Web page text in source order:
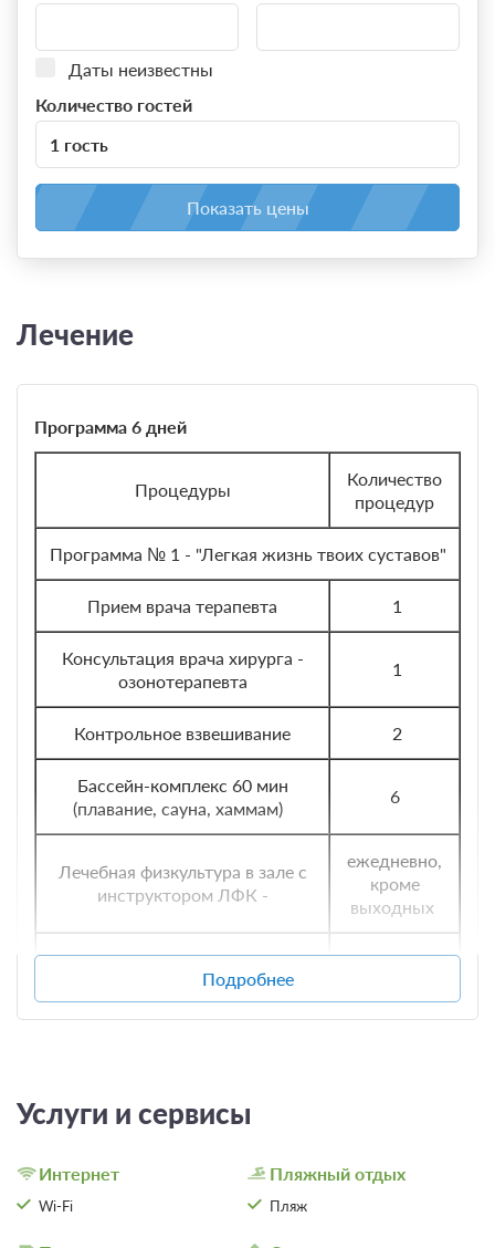
Даты неизвестны
Количество гостей
1 гость
Показать цены
Лечение
Программа 6 дней
Процедуры
Количество
процедур
Программа № 1 - "Легкая жизнь твоих суставов"
Прием врача терапевта 1
Консультация врача хирурга -
озонотерапевта
1
Контрольное взвешивание 2
Бассейн-комплекс 60 мин
(плавание, сауна, хаммам)
6
Лечебная физкультура в зале с
инструктором ЛФК -
ежедневно,
кроме
выходных
Ванна с хвойным концентратом
или скипидарная
лекарственным веществом
Марутака - акапунктурный
6
Подробнее
Услуги и сервисы
Интернет
Wi-Fi
Пляжный отдых
Пляж